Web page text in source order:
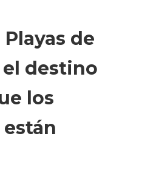
de
el destino
los